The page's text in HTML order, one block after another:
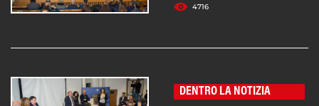
4716
DENTRO LA NOTIZIA